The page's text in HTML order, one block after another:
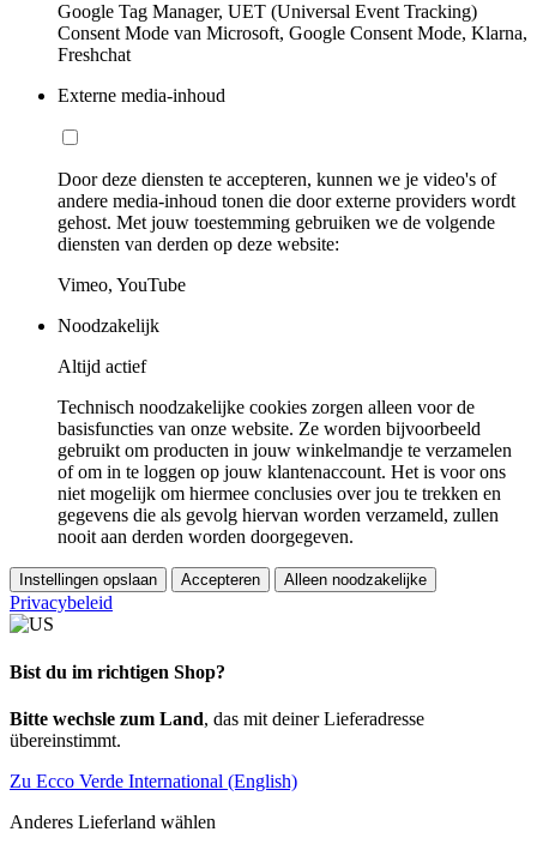
Google Tag Manager, UET (Universal Event Tracking)
Consent Mode van Microsoft, Google Consent Mode, Klarna,
Freshchat
Externe media-inhoud
Door deze diensten te accepteren, kunnen we je video's of
andere media-inhoud tonen die door externe providers wordt
gehost. Met jouw toestemming gebruiken we de volgende
diensten van derden op deze website:
Vimeo, YouTube
Noodzakelijk
Altijd actief
Technisch noodzakelijke cookies zorgen alleen voor de
basisfuncties van onze website. Ze worden bijvoorbeeld
gebruikt om producten in jouw winkelmandje te verzamelen
of om in te loggen op jouw klantenaccount. Het is voor ons
niet mogelijk om hiermee conclusies over jou te trekken en
gegevens die als gevolg hiervan worden verzameld, zullen
nooit aan derden worden doorgegeven.
Instellingen opslaan Accepteren Alleen noodzakelijke
Privacybeleid
Bist du im richtigen Shop?
Bitte wechsle zum Land, das mit deiner Lieferadresse
übereinstimmt.
Zu Ecco Verde International (English)
Anderes Lieferland wählen